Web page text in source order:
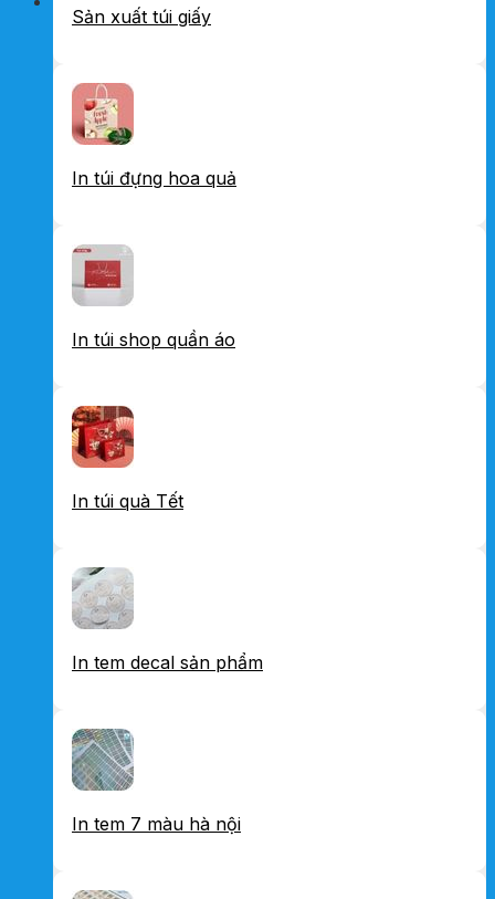
Sản xuất túi giấy
In túi đựng hoa quả
In túi shop quần áo
In túi quà Tết
In tem decal sản phẩm
In tem 7 màu hà nội